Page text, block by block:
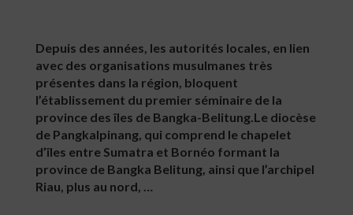
Depuis des années, les autorités locales, en lien
avec des organisations musulmanes très
présentes dans la région, bloquent
l’établissement du premier séminaire de la
province des îles de Bangka-Belitung.Le diocèse
de Pangkalpinang, qui comprend le chapelet
d’îles entre Sumatra et Bornéo formant la
province de Bangka Belitung, ainsi que l’archipel
Riau, plus au nord, …